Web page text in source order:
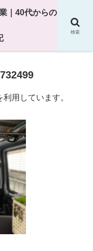
リーニング独立の現実
用しています。
｜40代からの
検索